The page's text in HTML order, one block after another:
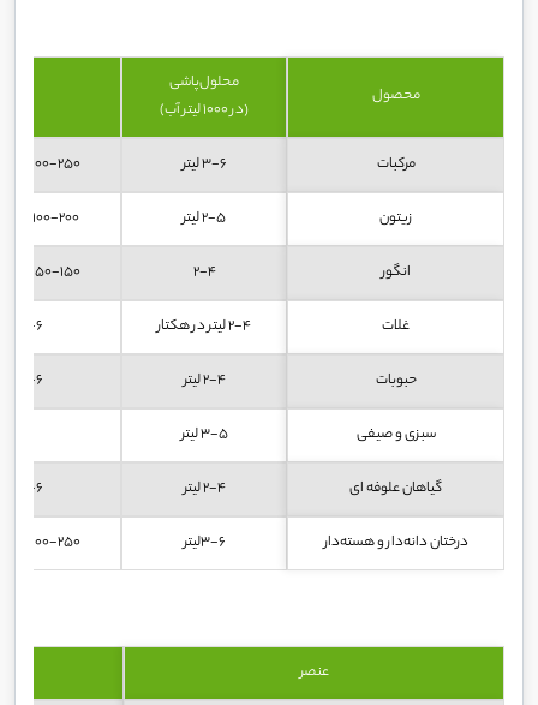
محصول
محلول‌پاشی
(در 1000 لیتر آب)
مرکبات 3-6 لیتر 100-250 سی‌سی برای هردرخت
زیتون 2-5 لیتر 100-200 سی‌سی برای هردرخت
انگور 2-4 50-150 سی‌سی برای هر درخت
غلات 2-4 لیتر در هکتار 3-6 لیتر در هکتار
حبوبات 2-4 لیتر 3-6 لیتر در هکتار
سبزی و صیفی 3-5 لیتر
گیاهان علوفه ای 2-4 لیتر 3-6 لیتر در هکتار
درختان دانه‌دار و هسته‌دار 3-6لیتر 100-250 سی‌سی برای هردرخت
عنصر